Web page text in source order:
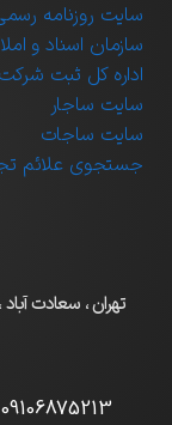
سایت روزنامه
سازمان اسناد و
اداره کل ثبت
سایت ساجار
سایت ساجات
جستجوی علائم
تهران ، سعادت
09106875213